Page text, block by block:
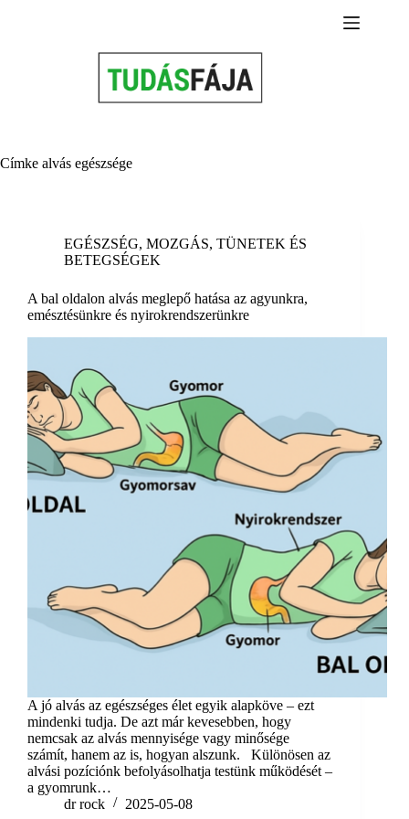
Címke alvás egészsége
EGÉSZSÉG, MOZGÁS, TÜNETEK ÉS
BETEGSÉGEK
A bal oldalon alvás meglepő hatása az agyunkra,
emésztésünkre és nyirokrendszerünkre
A jó alvás az egészséges élet egyik alapköve – ezt
mindenki tudja. De azt már kevesebben, hogy
nemcsak az alvás mennyisége vagy minősége
számít, hanem az is, hogyan alszunk. Különösen az
alvási pozíciónk befolyásolhatja testünk működését –
a gyomrunk…
dr rock
2025-05-08